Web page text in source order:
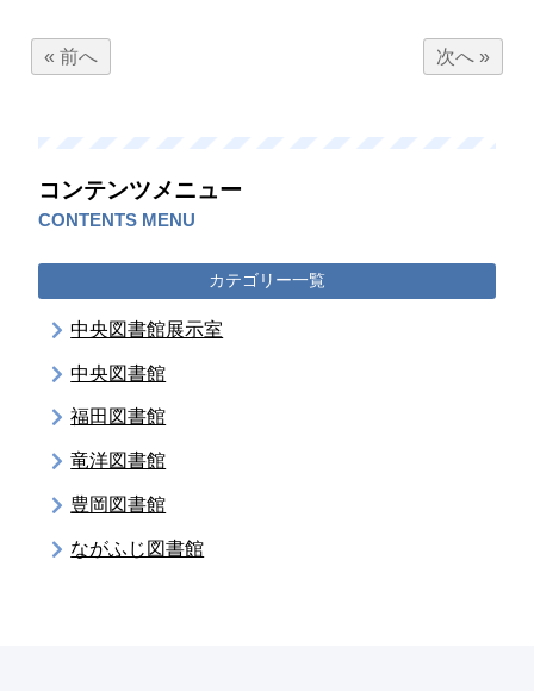
« 前へ 次へ »
コンテンツメニュー
CONTENTS MENU
カテゴリー一覧
中央図書館展示室
中央図書館
福田図書館
竜洋図書館
豊岡図書館
ながふじ図書館